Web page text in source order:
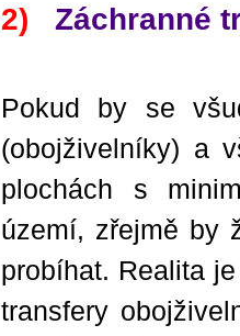
2) Záchranné
Pokud by se
(obojživelníky) a
plochách s
území, zřejmě by
probíhat. Realita
transfery